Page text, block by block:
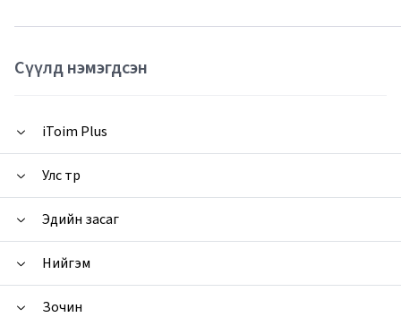
Сүүлд нэмэгдсэн
iToim Plus
Улс төр
Эдийн засаг
Нийгэм
Зочин